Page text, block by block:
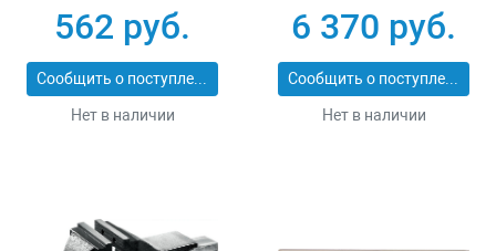
монолинза ЗУБР
ЭКСПЕРТ 110310
562 руб.
Сообщить о поступлении
Нет в наличии
6 370 руб.
Сообщить о поступлении
Нет в наличии